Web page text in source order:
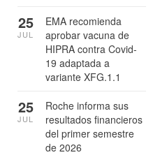
EMA recomienda
aprobar vacuna de
HIPRA contra Covid-
19 adaptada a
variante XFG.1.1
25
JUL
Roche informa sus
resultados financieros
del primer semestre
de 2026
25
JUL